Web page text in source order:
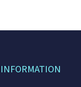
INFORMATION